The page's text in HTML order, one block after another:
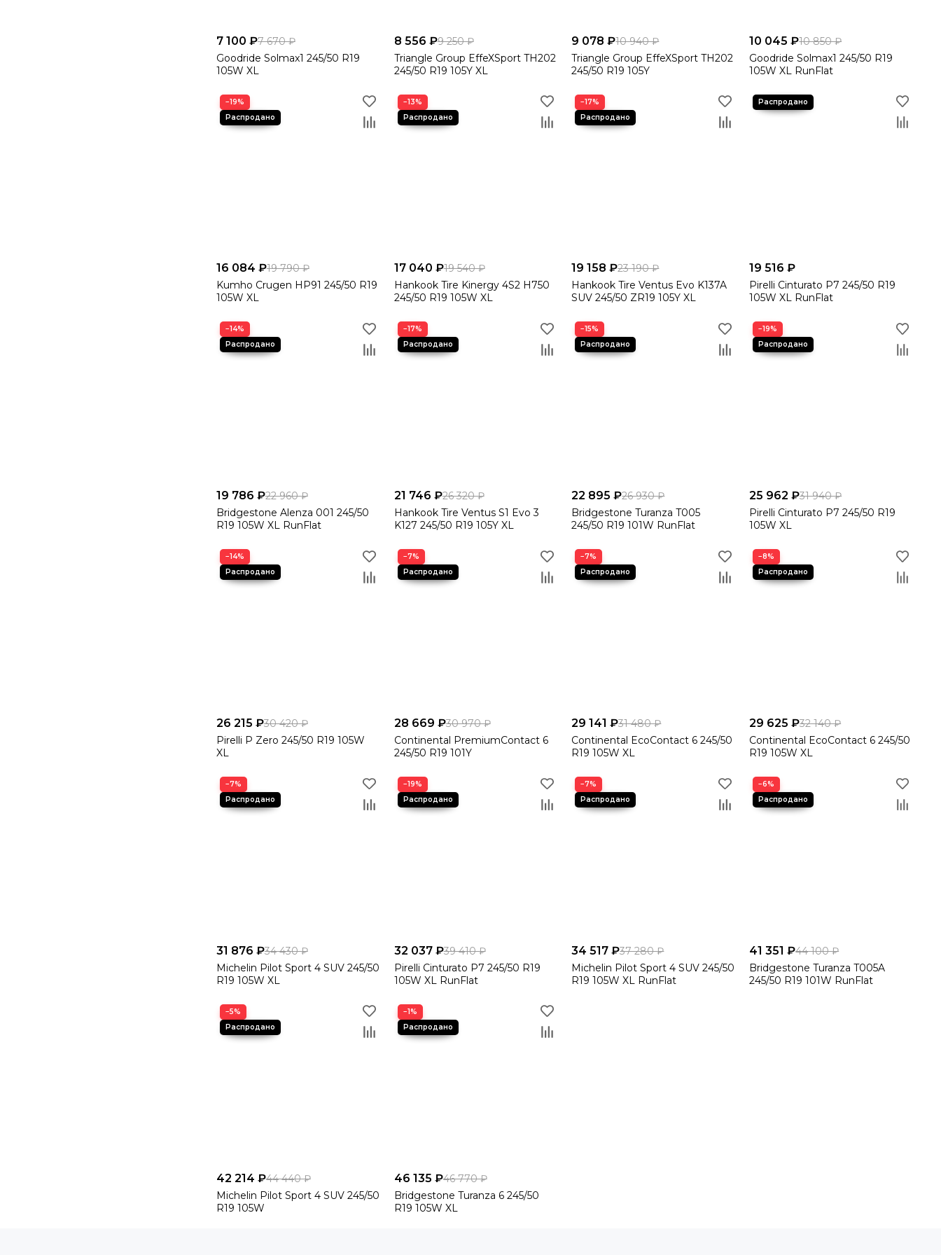
7 100 ₽7 670 ₽
Goodride Solmax1 245/50 R19
105W XL
8 556 ₽9 250 ₽
Triangle Group EffeXSport TH202
245/50 R19 105Y XL
9 078 ₽10 940 ₽
Triangle Group EffeXSport TH202
245/50 R19 105Y
10 045 ₽10 850 ₽
Goodride Solmax1 245/50 R19
105W XL RunFlat
−19%
16 084 ₽19 790 ₽
Kumho Crugen HP91 245/50 R19
105W XL
−13%
17 040 ₽19 540 ₽
Hankook Tire Kinergy 4S2 H750
245/50 R19 105W XL
−17%
19 158 ₽23 190 ₽
Hankook Tire Ventus Evo K137A
SUV 245/50 ZR19 105Y XL
19 516 ₽
Pirelli Cinturato P7 245/50 R19
105W XL RunFlat
−14%
19 786 ₽22 960 ₽
Bridgestone Alenza 001 245/50
R19 105W XL RunFlat
−17%
21 746 ₽26 320 ₽
Hankook Tire Ventus S1 Evo 3
K127 245/50 R19 105Y XL
−15%
22 895 ₽26 930 ₽
Bridgestone Turanza T005
245/50 R19 101W RunFlat
−19%
25 962 ₽31 940 ₽
Pirelli Cinturato P7 245/50 R19
105W XL
−14%
26 215 ₽30 420 ₽
Pirelli P Zero 245/50 R19 105W
XL
−7%
28 669 ₽30 970 ₽
Continental PremiumContact 6
245/50 R19 101Y
−7%
29 141 ₽31 480 ₽
Continental EcoContact 6 245/50
R19 105W XL
−8%
29 625 ₽32 140 ₽
Continental EcoContact 6 245/50
R19 105W XL
−7%
31 876 ₽34 430 ₽
Michelin Pilot Sport 4 SUV 245/50
R19 105W XL
−19%
32 037 ₽39 410 ₽
Pirelli Cinturato P7 245/50 R19
105W XL RunFlat
−7%
34 517 ₽37 280 ₽
Michelin Pilot Sport 4 SUV 245/50
R19 105W XL RunFlat
−6%
41 351 ₽44 100 ₽
Bridgestone Turanza T005A
245/50 R19 101W RunFlat
−5%
42 214 ₽44 440 ₽
Michelin Pilot Sport 4 SUV 245/50
R19 105W
−1%
46 135 ₽46 770 ₽
Bridgestone Turanza 6 245/50
R19 105W XL